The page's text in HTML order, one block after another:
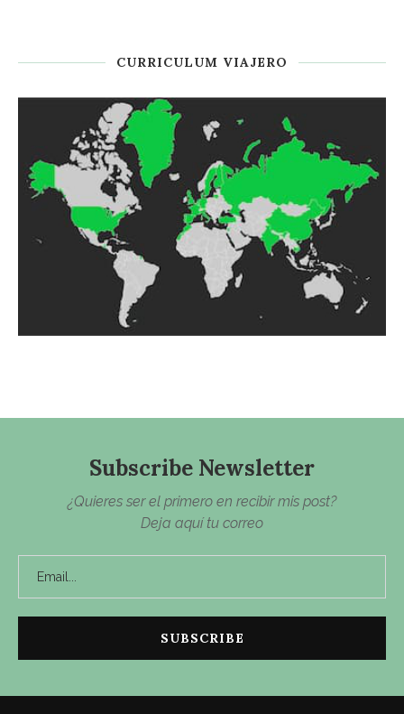
CURRICULUM VIAJERO
Subscribe Newsletter
¿Quieres ser el primero en recibir mis post?
Deja aquí tu correo